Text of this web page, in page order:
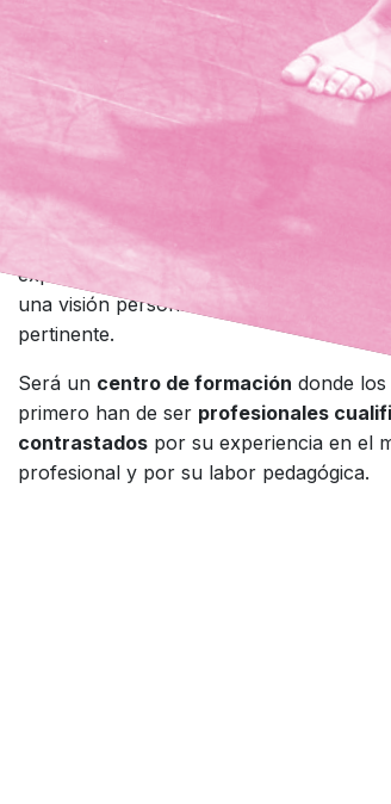
Éste nuevo proyecto de del Teatre
ofrecer a los
profesionales de la
dramaturgia
la dirección escénicala
su formación en materias y disciplinas
especialistas de las artes escénicas.
experiencia y estudio en cada disciplina,
filtrar los conocimientos generales a
experiencia profesional, real;
una visión personal sobre la disciplina
pertinente.
Será un centro de formación donde
primero han de ser profesionales
contrastados por su experiencia en el
profesional y por su labor pedagógica.